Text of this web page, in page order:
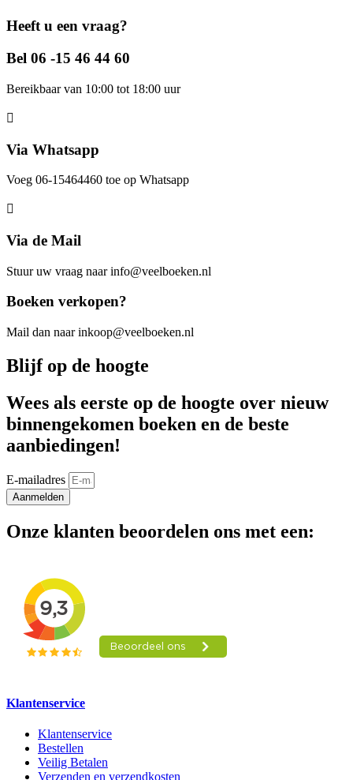
Heeft u een vraag?
Bel 06 -15 46 44 60
Bereikbaar van 10:00 tot 18:00 uur
Via Whatsapp
Voeg 06-15464460 toe op Whatsapp
Via de Mail
Stuur uw vraag naar info@veelboeken.nl
Boeken verkopen?
Mail dan naar inkoop@veelboeken.nl
Blijf op de hoogte
Wees als eerste op de hoogte over nieuw
binnengekomen boeken en de beste
aanbiedingen!
E-mailadres
Aanmelden
Onze klanten beoordelen ons met een:
Klantenservice
Klantenservice
Bestellen
Veilig Betalen
Verzenden en verzendkosten